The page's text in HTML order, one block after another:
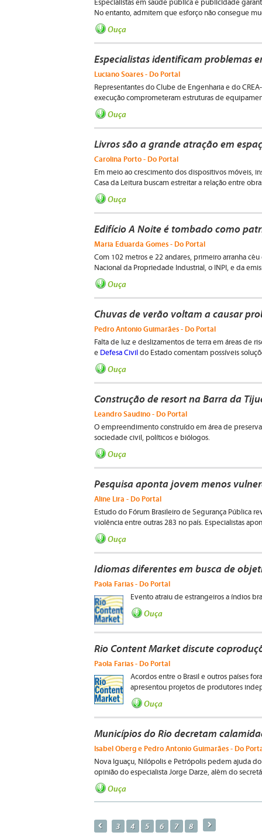
Especialistas em saúde pública e publicidade
No entanto, admitem que esforço não consegue
Ouça
Especialistas identificam problemas
Luciano Soares - Do Portal
Representantes do Clube de Engenharia e do
execução comprometeram estruturas de
Ouça
Livros são a grande atração em
Carolina Porto - Do Portal
Em meio ao crescimento dos dispositivos móveis,
Casa da Leitura buscam estreitar a relação entre
Ouça
Edifício A Noite é tombado como
Maria Eduarda Gomes - Do Portal
Com 102 metros e 22 andares, primeiro arranha
Nacional da Propriedade Industrial, o INPI, e da
Ouça
Chuvas de verão voltam a causar
Pedro Antonio Guimarães - Do Portal
Falta de luz e deslizamentos de terra em áreas de
e Defesa Civil do Estado comentam possíveis
Ouça
Construção de resort na Barra da
Leandro Saudino - Do Portal
O empreendimento construído em área de
sociedade civil, políticos e biólogos.
Ouça
Pesquisa aponta jovem menos
Aline Lira - Do Portal
Estudo do Fórum Brasileiro de Segurança Pública
violência entre outras 283 no país. Especialistas
Ouça
Idiomas diferentes em busca de
Paola Farias - Do Portal
Evento atraiu de estrangeiros a índios
Ouça
Rio Content Market discute
Paola Farias - Do Portal
Acordos entre o Brasil e outros países
apresentou projetos de produtores
Ouça
Municípios do Rio decretam
Isabel Oberg e Pedro Antonio Guimarães - Do
Nova Iguaçu, Nilópolis e Petrópolis pedem ajuda
opinião do especialista Jorge Darze, além do
Ouça
p 3 4 5 6 7 8 a